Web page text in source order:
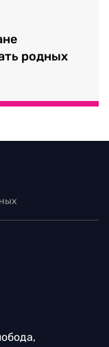
родных